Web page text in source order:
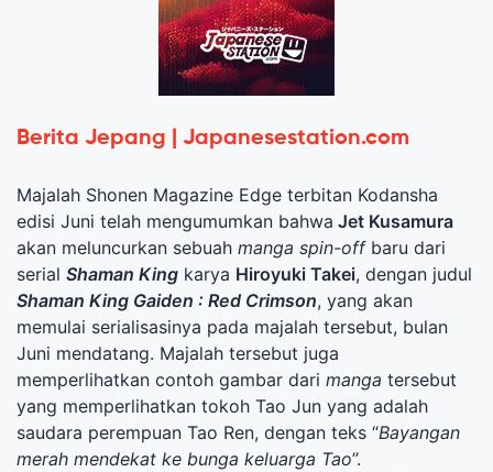
Berita Jepang | Japanesestation.com
Majalah Shonen Magazine Edge terbitan Kodansha
edisi Juni telah mengumumkan bahwa Jet Kusamura
akan meluncurkan sebuah manga spin-offbaru dari
serial Shaman King karya Hiroyuki Takei, dengan judul
Shaman King Gaiden : Red Crimson, yang akan
memulai serialisasinya pada majalah tersebut, bulan
Juni mendatang. Majalah tersebut juga
memperlihatkan contoh gambar dari manga tersebut
yang memperlihatkan tokoh Tao Jun yang adalah
saudara perempuan Tao Ren, dengan teks “Bayangan
merah mendekat ke bunga keluarga Tao”.